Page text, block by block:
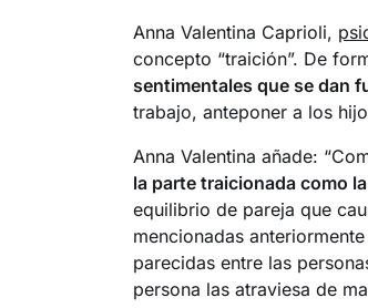
Anna Valentina Caprioli,
concepto “traición”. De
sentimentales que se dan
trabajo, anteponer a los
Anna Valentina añade:
la parte traicionada como
equilibrio de pareja que
mencionadas
parecidas entre las
persona las atraviesa de